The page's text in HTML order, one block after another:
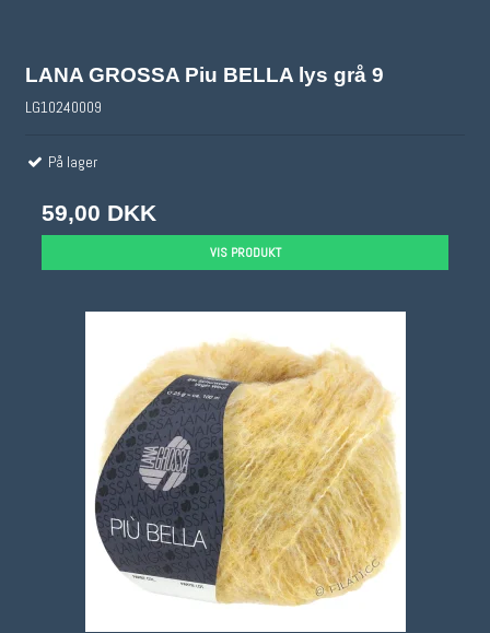
LANA GROSSA Piu BELLA lys grå 9
LG10240009
På lager
59,00 DKK
VIS PRODUKT